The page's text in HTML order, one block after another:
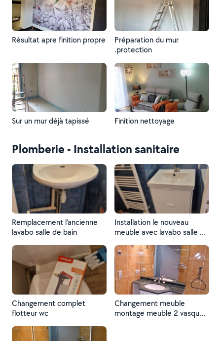
Résultat apre finition propre
Préparation du mur
.protection
Sur un mur déjà tapissé Finition nettoyage
Plomberie - Installation sanitaire
Remplacement l'ancienne
lavabo salle de bain
Installation le nouveau
meuble avec lavabo salle de
types de évacuation
Changement complet
flotteur wc
Changement meuble
montage meuble 2 vasque,